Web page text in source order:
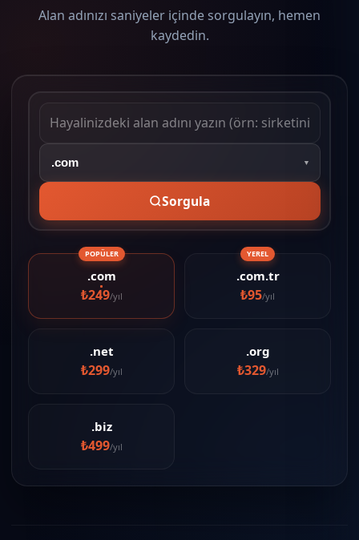
Alan adınızı saniyeler içinde sorgulayın, hemen
kaydedin.
▼
Sorgula
POPÜLER
.com
₺249/yıl
YEREL
.com.tr
₺95/yıl
.net
₺299/yıl
.org
₺329/yıl
.biz
₺499/yıl